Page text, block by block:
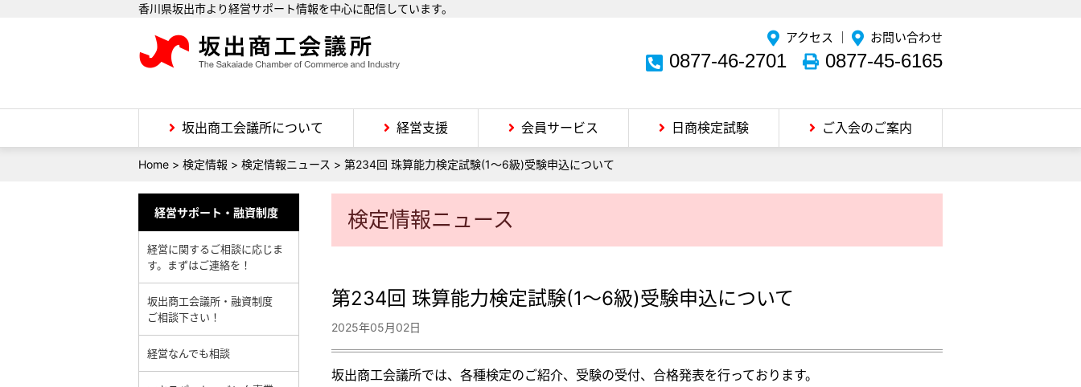
香川県坂出市より経営サポート情報を中心に配信しています。
アクセス お問い合わせ
0877-46-2701 0877-45-6165
坂出商工会議所について 経営支援 会員サービス 日商検定試験 ご入会のご案内
Home > 検定情報 > 検定情報ニュース > 第234回 珠算能力検定試験(1～6級)受験申込について
検定情報ニュース
第234回 珠算能力検定試験(1～6級)受験申込について
2025年05月02日
坂出商工会議所では、各種検定のご紹介、受験の受付、合格発表を行っております。
経営サポート・融資制度
経営に関するご相談に応じま
す。まずはご連絡を！
坂出商工会議所・融資制度
ご相談下さい！
経営なんでも相談